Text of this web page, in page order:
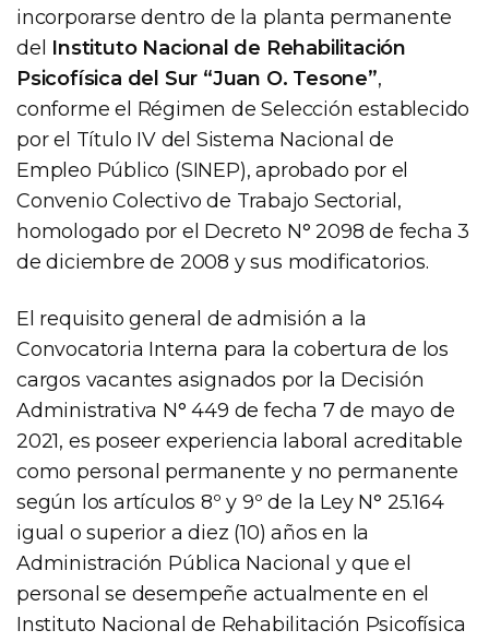
incorporarse dentro de la planta permanente
del Instituto Nacional de Rehabilitación
Psicofísica del Sur “Juan O. Tesone”,
conforme el Régimen de Selección establecido
por el Título IV del Sistema Nacional de
Empleo Público (SINEP), aprobado por el
Convenio Colectivo de Trabajo Sectorial,
homologado por el Decreto N° 2098 de fecha 3
de diciembre de 2008 y sus modificatorios.
El requisito general de admisión a la
Convocatoria Interna para la cobertura de los
cargos vacantes asignados por la Decisión
Administrativa N° 449 de fecha 7 de mayo de
2021, es poseer experiencia laboral acreditable
como personal permanente y no permanente
según los artículos 8º y 9º de la Ley N° 25.164
igual o superior a diez (10) años en la
Administración Pública Nacional y que el
personal se desempeñe actualmente en el
Instituto Nacional de Rehabilitación Psicofísica